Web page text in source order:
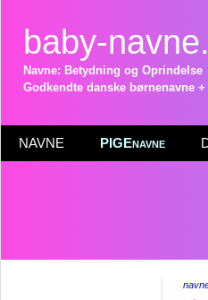
baby-
Navne: Betydning og Oprindelse
Godkendte danske børnenavne
NAVNE PIGEnavne